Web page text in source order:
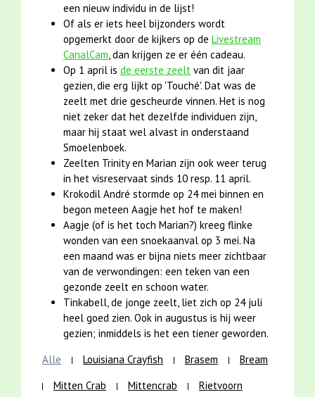
een nieuw individu in de lijst!
Of als er iets heel bijzonders wordt
opgemerkt door de kijkers op de Livestream
CanalCam, dan krijgen ze er één cadeau.
Op 1 april is de eerste zeelt van dit jaar
gezien, die erg lijkt op 'Touché'. Dat was de
zeelt met drie gescheurde vinnen. Het is nog
niet zeker dat het dezelfde individuen zijn,
maar hij staat wel alvast in onderstaand
Smoelenboek.
Zeelten Trinity en Marian zijn ook weer terug
in het visreservaat sinds 10 resp. 11 april.
Krokodil André stormde op 24 mei binnen en
begon meteen Aagje het hof te maken!
Aagje (of is het toch Marian?) kreeg flinke
wonden van een snoekaanval op 3 mei. Na
een maand was er bijna niets meer zichtbaar
van de verwondingen: een teken van een
gezonde zeelt en schoon water.
Tinkabell, de jonge zeelt, liet zich op 24 juli
heel goed zien. Ook in augustus is hij weer
gezien; inmiddels is het een tiener geworden.
Alle
Louisiana Crayfish Brasem
Bream
Mitten Crab
Mittencrab
Rietvoorn